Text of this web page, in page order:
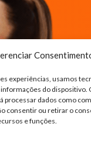
experiências, usamos
do dispositivo.
processar dados como
consentir ou retirar o
e funções.